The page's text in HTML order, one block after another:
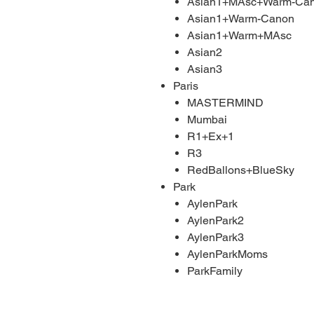
Asian1+Warm-Canon
Asian1+Warm+MAsc
Asian2
Asian3
Paris​
MASTERMIND​
Mumbai
R1+Ex+1
R3
RedBallons+BlueSky
Park​
AylenPark​
AylenPark2
AylenPark3
AylenParkMoms
ParkFamily